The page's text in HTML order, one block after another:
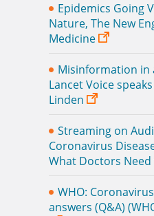
Epidemics Going
Nature, The New
Medicine
Misinformation in
Lancet Voice
Linden
Streaming on
Coronavirus
What Doctors
WHO:
answers (Q&A)